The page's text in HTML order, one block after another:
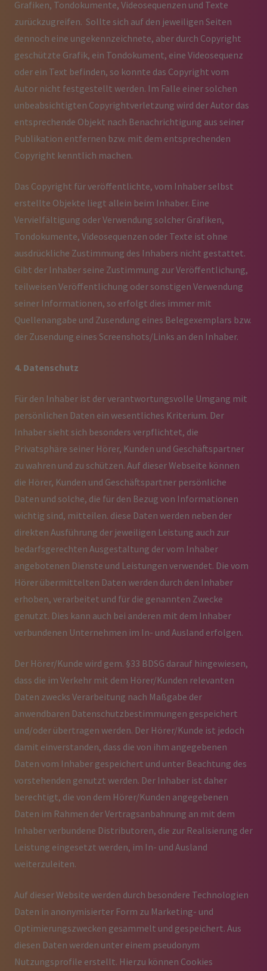
Grafiken, Tondokumente, Videosequenzen und Texte
zurückzugreifen. Sollte sich auf den jeweiligen Seiten
dennoch eine ungekennzeichnete, aber durch Copyright
geschützte Grafik, ein Tondokument, eine Videosequenz
oder ein Text befinden, so konnte das Copyright vom
Autor nicht festgestellt werden. Im Falle einer solchen
unbeabsichtigten Copyrightverletzung wird der Autor das
entsprechende Objekt nach Benachrichtigung aus seiner
Publikation entfernen bzw. mit dem entsprechenden
Copyright kenntlich machen.
Das Copyright für veröffentlichte, vom Inhaber selbst
erstellte Objekte liegt allein beim Inhaber. Eine
Vervielfältigung oder Verwendung solcher Grafiken,
Tondokumente, Videosequenzen oder Texte ist ohne
ausdrückliche Zustimmung des Inhabers nicht gestattet.
Gibt der Inhaber seine Zustimmung zur Veröffentlichung,
teilweisen Veröffentlichung oder sonstigen Verwendung
seiner Informationen, so erfolgt dies immer mit
Quellenangabe und Zusendung eines Belegexemplars bzw.
der Zusendung eines Screenshots/Links an den Inhaber.
4. Datenschutz
Für den Inhaber ist der verantwortungsvolle Umgang mit
persönlichen Daten ein wesentliches Kriterium. Der
Inhaber sieht sich besonders verpflichtet, die
Privatsphäre seiner Hörer, Kunden und Geschäftspartner
zu wahren und zu schützen. Auf dieser Webseite können
die Hörer, Kunden und Geschäftspartner persönliche
Daten und solche, die für den Bezug von Informationen
wichtig sind, mitteilen. diese Daten werden neben der
direkten Ausführung der jeweiligen Leistung auch zur
bedarfsgerechten Ausgestaltung der vom Inhaber
angebotenen Dienste und Leistungen verwendet. Die vom
Hörer übermittelten Daten werden durch den Inhaber
erhoben, verarbeitet und für die genannten Zwecke
genutzt. Dies kann auch bei anderen mit dem Inhaber
verbundenen Unternehmen im In- und Ausland erfolgen.
Der Hörer/Kunde wird gem. §33 BDSG darauf hingewiesen,
dass die im Verkehr mit dem Hörer/Kunden relevanten
Daten zwecks Verarbeitung nach Maßgabe der
anwendbaren Datenschutzbestimmungen gespeichert
und/oder übertragen werden. Der Hörer/Kunde ist jedoch
damit einverstanden, dass die von ihm angegebenen
Daten vom Inhaber gespeichert und unter Beachtung des
vorstehenden genutzt werden. Der Inhaber ist daher
berechtigt, die von dem Hörer/Kunden angegebenen
Daten im Rahmen der Vertragsanbahnung an mit dem
Inhaber verbundene Distributoren, die zur Realisierung der
Leistung eingesetzt werden, im In- und Ausland
weiterzuleiten.
Auf dieser Website werden durch besondere Technologien
Daten in anonymisierter Form zu Marketing- und
Optimierungszwecken gesammelt und gespeichert. Aus
diesen Daten werden unter einem pseudonym
Nutzungsprofile erstellt. Hierzu können Cookies